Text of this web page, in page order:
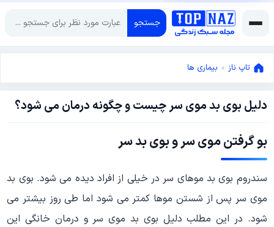
جستجو
تاپ ناز » بیماری ها
دلیل بوی بد موی سر چیست و چگونه درمان می شود؟
ژانویه
2022ژانویه
20,
2022
بو گرفتن موی سر و بوی بد سر
سندروم بوی بد موهای سر در خیلی از افراد دیده می شود. بوی بد
موی سر پس از شستن موها کمتر می شود اما طی روز بیشتر می
شود. در این مطلب دلیل بوی بد موی سر و درمان خانگی این